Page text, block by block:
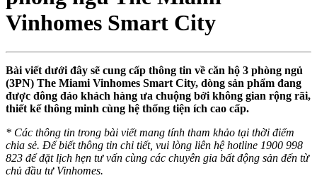
Vinhomes Smart City
Bài viết dưới đây sẽ cung cấp thông tin về căn hộ 3 phòng ngủ
(3PN) The Miami Vinhomes Smart City, dòng sản phẩm đang
được đông đảo khách hàng ưa chuộng bởi không gian rộng rãi,
thiết kế thông minh cùng hệ thống tiện ích cao cấp.
* Các thông tin trong bài viết mang tính tham khảo tại thời điểm
chia sẻ. Để biết thông tin chi tiết, vui lòng liên hệ hotline 1900 998
823 để đặt lịch hẹn tư vấn cùng các chuyên gia bất động sản đến từ
chủ đầu tư Vinhomes.